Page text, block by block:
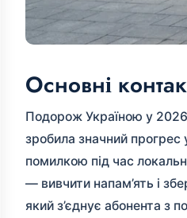
Основні
Подорож Україною у 2026
зробила значний прогрес
помилкою під час
— вивчити напам’ять і
який з’єднує абонента з